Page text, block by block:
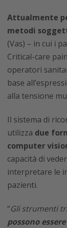
Attualmente
metodi
(Vas) – in cui i
Critical-care
operatori
base
alla tensione
Il sistema di
utilizza due
computer
capacità di
interpretare le
pazienti.
“Gli strumenti
possono